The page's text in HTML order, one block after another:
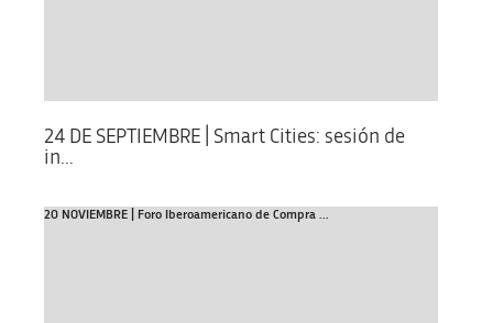
24 DE SEPTIEMBRE | Smart Cities: sesión de
in...
20 NOVIEMBRE | Foro Iberoamericano de Compra ...